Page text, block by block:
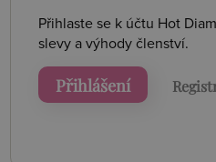
Přihlaste se k účtu Hot
slevy a výhody členství.
Přihlášení